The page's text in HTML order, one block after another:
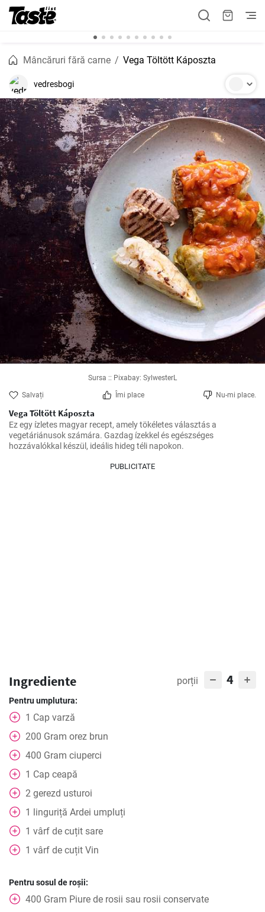
Mâncăruri fără carne Vega Töltött Káposzta
vedresbogi
Sursa :: Pixabay: SylwesterL
Salvați Îmi place Nu-mi place.
Vega Töltött Káposzta
Ez egy ízletes magyar recept, amely tökéletes választás a
vegetáriánusok számára. Gazdag ízekkel és egészséges
hozzávalókkal készül, ideális hideg téli napokon.
PUBLICITATE
Ingrediente porții 4
Pentru umplutura:
1 Cap varză
200 Gram orez brun
400 Gram ciuperci
1 Cap ceapă
2 gerezd usturoi
1 linguriță Ardei umpluți
1 vârf de cuțit sare
1 vârf de cuțit Vin
Pentru sosul de roșii:
400 Gram Piure de rosii sau rosii conservate